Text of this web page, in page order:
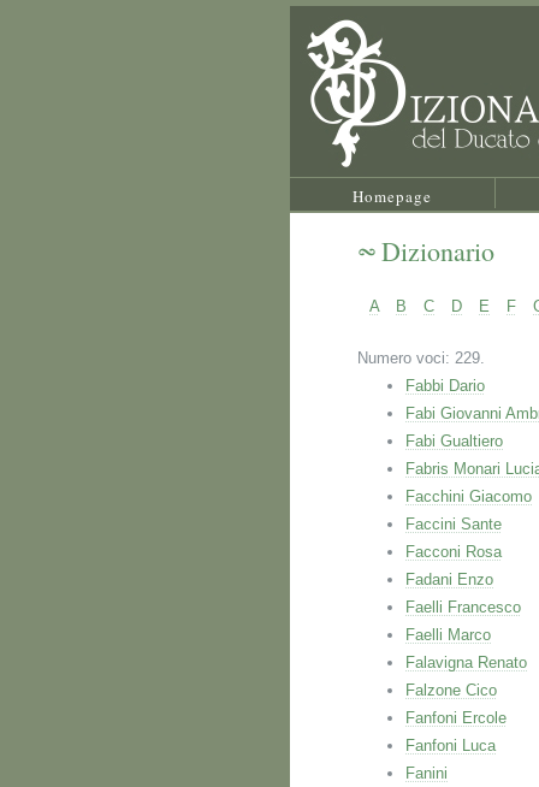
Homepage
Dizionario
A B C D E F
Numero voci: 229.
Fabbi Dario
Fabi Giovanni
Fabi Gualtiero
Fabris Monari
Facchini Giacomo
Faccini Sante
Facconi Rosa
Fadani Enzo
Faelli Francesco
Faelli Marco
Falavigna Renato
Falzone Cico
Fanfoni Ercole
Fanfoni Luca
Fanini